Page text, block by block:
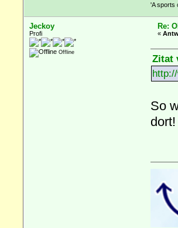
'A sports
Jeckoy
Profi
Offline
Re:
«
Zitat
So
dort!